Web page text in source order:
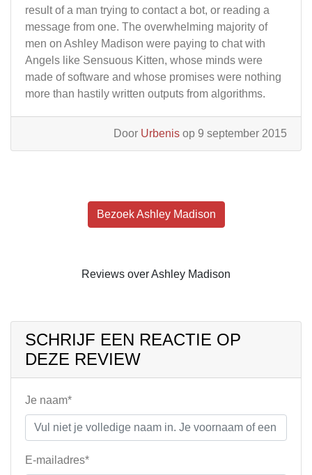
result of a man trying to contact a bot, or reading a
message from one. The overwhelming majority of
men on Ashley Madison were paying to chat with
Angels like Sensuous Kitten, whose minds were
made of software and whose promises were nothing
more than hastily written outputs from algorithms.
Door Urbenis op 9 september 2015
Bezoek Ashley Madison
Reviews over Ashley Madison
SCHRIJF EEN REACTIE OP
DEZE REVIEW
Je naam*
E-mailadres*